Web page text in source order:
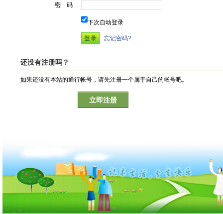
密 码
下次自动登录
忘记密码?
还没有注册吗？
如果还没有本站的通行帐号，请先注册一个属于自己的帐号吧。
立即注册